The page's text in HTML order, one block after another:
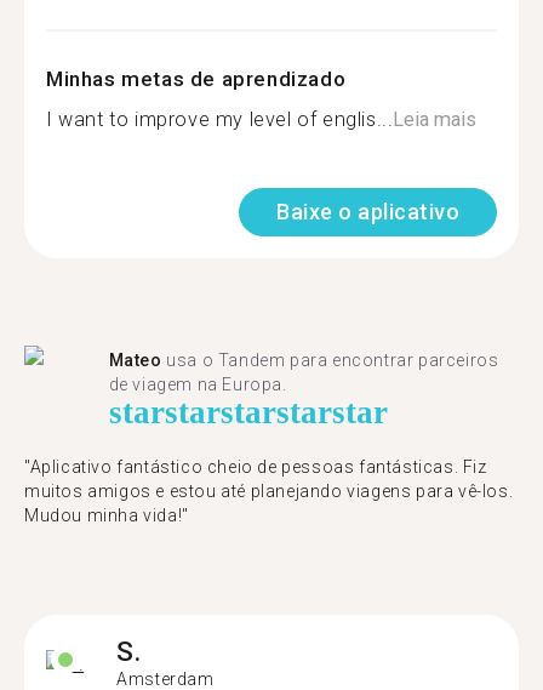
Minhas metas de aprendizado
I want to improve my level of englis...Leia mais
Baixe o aplicativo
Mateo usa o Tandem para encontrar parceiros
de viagem na Europa.
starstarstarstarstar
"Aplicativo fantástico cheio de pessoas fantásticas. Fiz
muitos amigos e estou até planejando viagens para vê-los.
Mudou minha vida!"
S.
Amsterdam